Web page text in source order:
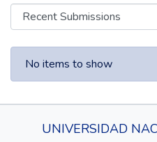
Recent Submissions
No items to show
UNIVERSIDAD